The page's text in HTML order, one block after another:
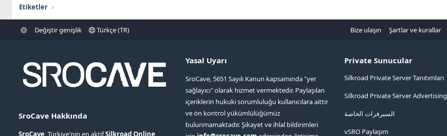
Etiketler
Değiştir genişlik Türkçe (TR) Bize ulaşın Şartlar ve kurallar
SroCave Hakkında
SroCave , Türkiye'nin en aktifSilkroad Online
Yasal Uyarı
SroCave, 5651 Sayılı Kanun kapsamında "yer
sağlayıcı" olarak hizmet vermektedir. Paylaşılan
içeriklerin hukuki sorumluluğu kullanıcılara aittir
ve ön kontrol yükümlülüğümüz
bulunmamaktadır. Şikayet ve ihlal bildirimleri
Private Sunucular
Silkroad Private Server Tanıtımları
Silkroad Private Server Advertising
السيرفرات الخاصة
vSRO Paylaşım